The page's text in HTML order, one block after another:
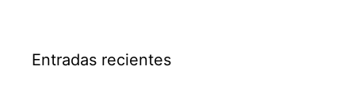
Entradas recientes